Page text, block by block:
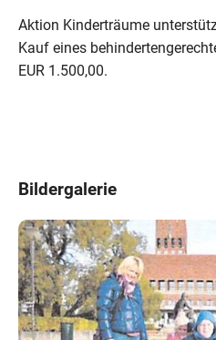
Aktion Kinderträume
Kauf eines
EUR 1.500,00.
Bildergalerie